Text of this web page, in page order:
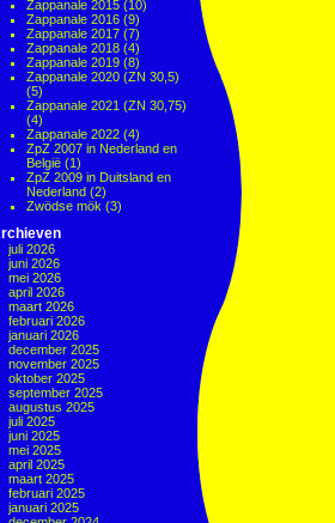
Zappanale 2015 (10)
Zappanale 2016 (9)
Zappanale 2017 (7)
Zappanale 2018 (4)
Zappanale 2019 (8)
Zappanale 2020 (ZN 30,5)
(5)
Zappanale 2021 (ZN 30,75)
(4)
Zappanale 2022 (4)
ZpZ 2007 in Nederland en
België (1)
ZpZ 2009 in Duitsland en
Nederland (2)
Zwödse mök (3)
juli 2026
juni 2026
mei 2026
april 2026
maart 2026
februari 2026
januari 2026
december 2025
november 2025
oktober 2025
september 2025
augustus 2025
juli 2025
juni 2025
mei 2025
april 2025
maart 2025
februari 2025
januari 2025